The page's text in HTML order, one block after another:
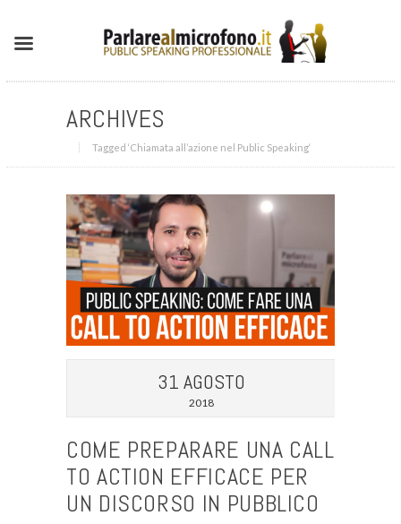
ARCHIVES
Tagged ‘Chiamata all’azione nel Public Speaking‘
31 AGOSTO
2018
COME PREPARARE UNA CALL
TO ACTION EFFICACE PER
UN DISCORSO IN PUBBLICO